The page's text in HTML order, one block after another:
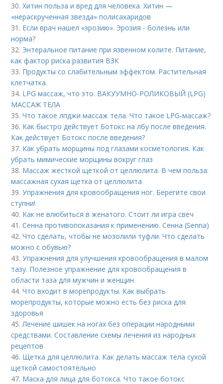
30.Хитин польза и вред для человека. Хитин —
«нераскрученная звезда» полисахаридов
31. Если врач нашел «эрозию». Эрозия - болезнь или
норма?
32. Энтеральное питание при язвенном колите. Питание,
как фактор риска развития ВЗК
33. Продукты со слабительным эффектом. Растительная
клетчатка.
34. LPG массаж, что это. ВАКУУМНО-РОЛИКОВЫЙ (LPG)
МАССАЖ ТЕЛА
35.Что такое лпджи массаж тела. Что такое LPG-массаж?
36. Как быстро действует Ботокс на лбу после введения.
Как действует Ботокс после введения?
37. Как убрать морщины под глазами косметология. Как
убрать мимические морщины вокруг глаз
38. Массаж жесткой щеткой от целлюлита. В чем польза:
массажная сухая щетка от целлюлита
39.Упражнения для кровообращения ног. Берегите свои
ступни!
40. Как не влюбиться в женатого. Стоит ли игра свеч
41.Сенна противопоказания к применению. Сенна (Senna)
42.Что сделать, чтобы не мозолили туфли. Что сделать
можно с обувью?
43.Упражнения для улучшения кровообращения в малом
тазу. Полезное упражнение для кровообращения в
области таза для мужчин и женщин
44.Что входит в морепродукты. Как выбрать
морепродукты, которые можно есть без риска для
здоровья
45.Лечение шишек на ногах без операции народными
средствами. Составление схемы лечения из народных
рецептов
46. Щетка для целлюлита. Как делать массаж тела сухой
щеткой самостоятельно
47. Маска для лица для ботокса. Что такое ботокс